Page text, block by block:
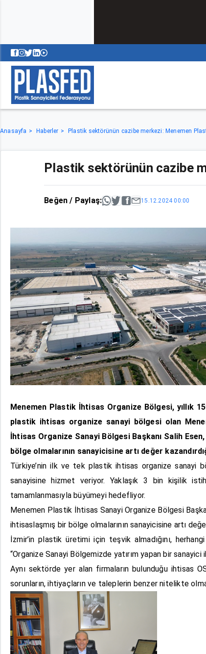
Anasayfa Haberler Plastik sektörünün cazibe merkezi: Menemen
Plastik sektörünün cazibe
Beğen / Paylaş: 15.12.2024 00:00
Menemen Plastik İhtisas Organize Bölgesi, yıllık
plastik ihtisas organize sanayi bölgesi olan
İhtisas Organize Sanayi Bölgesi Başkanı Salih
bölge olmalarının sanayicisine artı değer
Türkiye’nin ilk ve tek plastik ihtisas organize sanayi
sanayisine hizmet veriyor. Yaklaşık 3 bin kişilik
tamamlanmasıyla büyümeyi hedefliyor.
Menemen Plastik İhtisas Sanayi Organize Bölgesi
ihtisaslaşmış bir bölge olmalarının sanayicisine artı
İzmir’in plastik üretimi için teşvik almadığını,
“Organize Sanayi Bölgemizde yatırım yapan bir
Aynı sektörde yer alan firmaların bulunduğu ihtisas
sorunların, ihtiyaçların ve taleplerin benzer nitelikte